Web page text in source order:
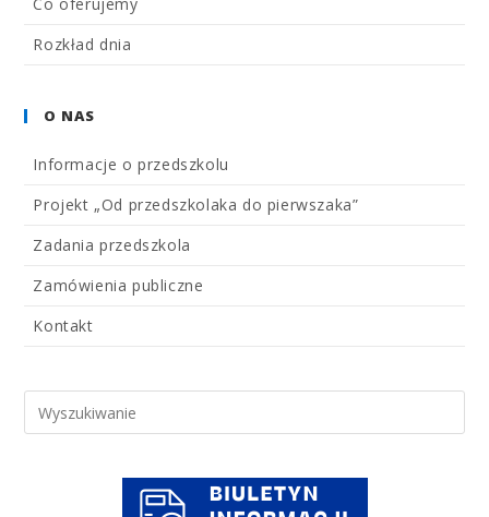
Rozkład dnia
O NAS
Informacje o przedszkolu
Projekt „Od przedszkolaka do pierwszaka”
Zadania przedszkola
Zamówienia publiczne
Kontakt